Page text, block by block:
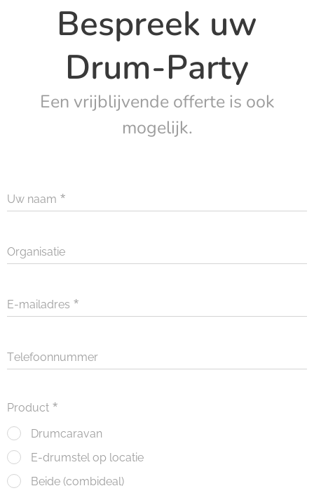
Bespreek uw
Drum-Party
Een vrijblijvende offerte is ook
mogelijk.
Uw naam
Organisatie
E-mailadres
Telefoonnummer
Product
Drumcaravan
E-drumstel op locatie
Beide (combideal)